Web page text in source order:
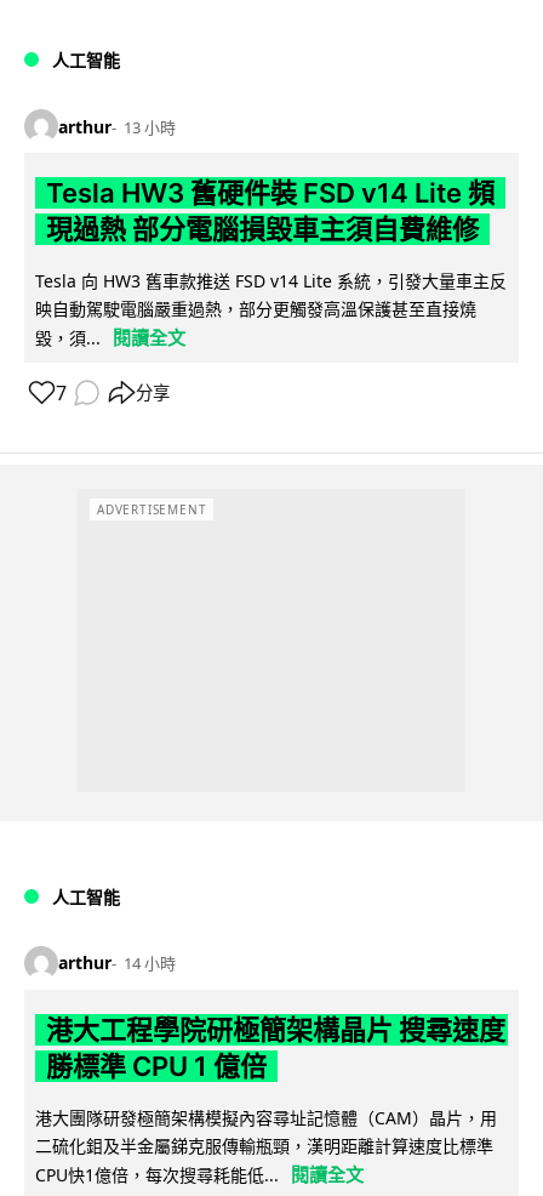
人工智能
arthur 13 小時
Tesla HW3 舊硬件裝 FSD v14 Lite 頻
現過熱 部分電腦損毀車主須自費維修
Tesla 向 HW3 舊車款推送 FSD v14 Lite 系統，引發大量車主反
映自動駕駛電腦嚴重過熱，部分更觸發高溫保護甚至直接燒
毀，須...
閱讀全文
7 分享
ADVERTISEMENT
人工智能
arthur 14 小時
港大工程學院研極簡架構晶片 搜尋速度
勝標準 CPU 1 億倍
港大團隊研發極簡架構模擬內容尋址記憶體（CAM）晶片，用
二硫化鉬及半金屬銻克服傳輸瓶頸，漢明距離計算速度比標準
CPU快1億倍，每次搜尋耗能低...
閱讀全文